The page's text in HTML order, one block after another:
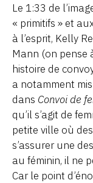
Le 1:33 de
« primitifs » et
à l’esprit, Kelly
Mann (on pense
histoire de
a notamment
dans Convoi de
qu’il s’agit de
petite ville où
s’assurer une
au féminin, il ne
Car le point